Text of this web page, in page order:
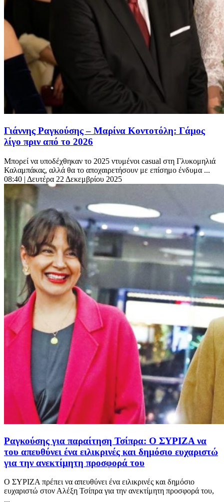
Γιάννης Ραγκούσης – Μαρίνα Κοντοτόλη: Γάμος
λίγο πριν από το 2026
Μπορεί να υποδέχθηκαν το 2025 ντυμένοι casual στη Γλυκομηλιά
Καλαμπάκας, αλλά θα το αποχαιρετήσουν με επίσημο ένδυμα ...
08:40 | Δευτέρα 22 Δεκεμβρίου 2025
Ραγκούσης για παραίτηση Τσίπρα: Ο ΣΥΡΙΖΑ να
του απευθύνει ένα ειλικρινές και δημόσιο ευχαριστώ
για την ανεκτίμητη προσφορά του
Ο ΣΥΡΙΖΑ πρέπει να απευθύνει ένα ειλικρινές και δημόσιο
ευχαριστώ στον Αλέξη Τσίπρα για την ανεκτίμητη προσφορά του,
...